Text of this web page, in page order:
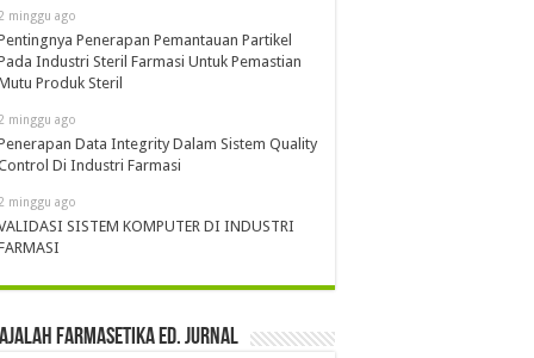
minggu ago
Penerapan Pemantauan Partikel
Industri Steril Farmasi Untuk Pemastian
Produk Steril
minggu ago
Data Integrity Dalam Sistem Quality
Di Industri Farmasi
minggu ago
SISTEM KOMPUTER DI INDUSTRI
Farmasetika Ed. Jurnal